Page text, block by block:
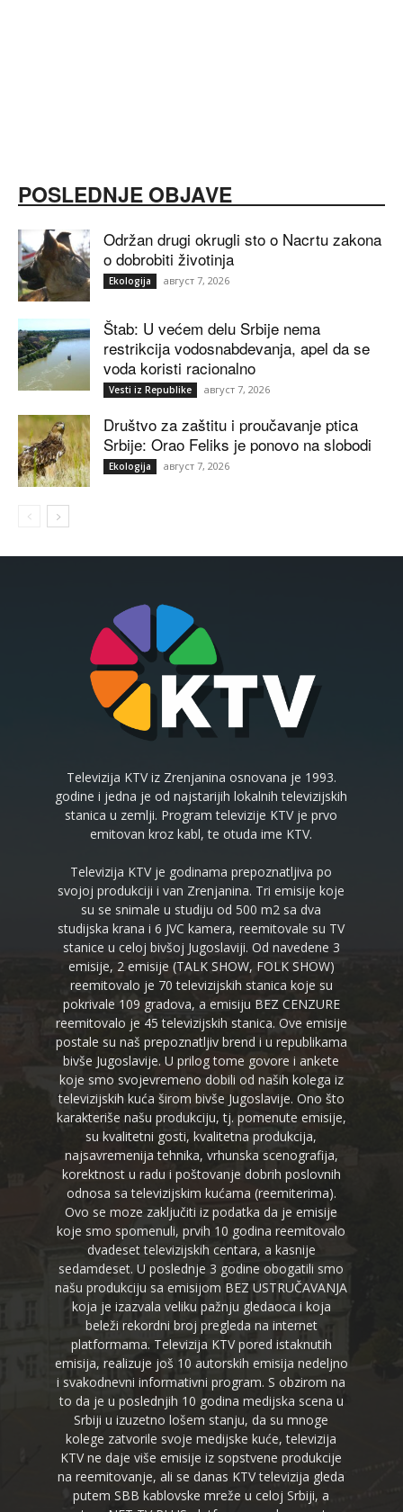
POSLEDNJE OBJAVE
Održan drugi okrugli sto o Nacrtu zakona
o dobrobiti životinja
Ekologija август 7, 2026
Štab: U većem delu Srbije nema
restrikcija vodosnabdevanja, apel da se
voda koristi racionalno
Vesti iz Republike август 7, 2026
Društvo za zaštitu i proučavanje ptica
Srbije: Orao Feliks je ponovo na slobodi
Ekologija август 7, 2026
Televizija KTV iz Zrenjanina osnovana je 1993.
godine i jedna je od najstarijih lokalnih televizijskih
stanica u zemlji. Program televizije KTV je prvo
emitovan kroz kabl, te otuda ime KTV.
Televizija KTV je godinama prepoznatljiva po
svojoj produkciji i van Zrenjanina. Tri emisije koje
su se snimale u studiju od 500 m2 sa dva
studijska krana i 6 JVC kamera, reemitovale su TV
stanice u celoj bivšoj Jugoslaviji. Od navedene 3
emisije, 2 emisije (TALK SHOW, FOLK SHOW)
reemitovalo je 70 televizijskih stanica koje su
pokrivale 109 gradova, a emisiju BEZ CENZURE
reemitovalo je 45 televizijskih stanica. Ove emisije
postale su naš prepoznatljiv brend i u republikama
bivše Jugoslavije. U prilog tome govore i ankete
koje smo svojevremeno dobili od naših kolega iz
televizijskih kuća širom bivše Jugoslavije. Ono što
karakteriše našu produkciju, tj. pomenute emisije,
su kvalitetni gosti, kvalitetna produkcija,
najsavremenija tehnika, vrhunska scenografija,
korektnost u radu i poštovanje dobrih poslovnih
odnosa sa televizijskim kućama (reemiterima).
Ovo se moze zaključiti iz podatka da je emisije
koje smo spomenuli, prvih 10 godina reemitovalo
dvadeset televizijskih centara, a kasnije
sedamdeset. U poslednje 3 godine obogatili smo
našu produkciju sa emisijom BEZ USTRUČAVANJA
koja je izazvala veliku pažnju gledaoca i koja
beleži rekordni broj pregleda na internet
platformama. Televizija KTV pored istaknutih
emisija, realizuje još 10 autorskih emisija nedeljno
i svakodnevni informativni program. S obzirom na
to da je u poslednjih 10 godina medijska scena u
Srbiji u izuzetno lošem stanju, da su mnoge
kolege zatvorile svoje medijske kuće, televizija
KTV ne daje više emisije iz sopstvene produkcije
na reemitovanje, ali se danas KTV televizija gleda
putem SBB kablovske mreže u celoj Srbiji, a